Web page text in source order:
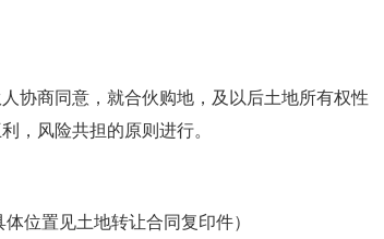
协商同意，就合伙购地，及以后土地所有权性
，风险共担的原则进行。
位置见土地转让合同复印件）